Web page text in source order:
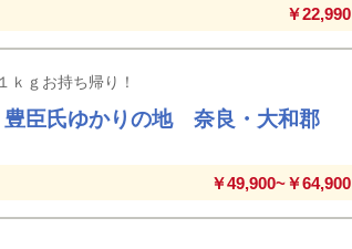
￥22,990
ｋｇお持ち帰り！
豊臣氏ゆかりの地 奈良・大和郡
￥49,900~￥64,900